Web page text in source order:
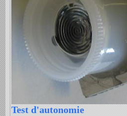
Test d'autonomie